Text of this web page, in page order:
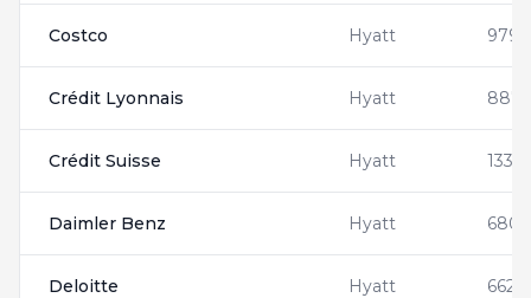
Costco Hyatt
Crédit Lyonnais Hyatt
Crédit Suisse Hyatt 13365
Daimler Benz Hyatt
Deloitte Hyatt